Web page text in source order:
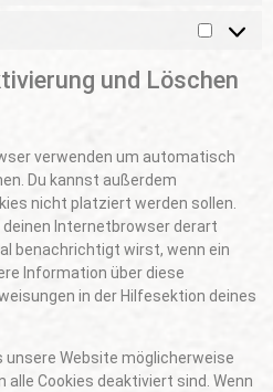
und Löschen
verwenden um automatisch
Du kannst außerdem
nicht platziert werden sollen.
Internetbrowser derart
benachrichtigt wirst, wenn ein
Information über diese
in der Hilfesektion deines
Website möglicherweise
Cookies deaktiviert sind. Wenn